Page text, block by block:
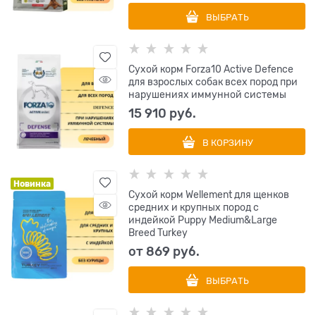
ВЫБРАТЬ
Сухой корм Forza10 Active Defence
для взрослых собак всех пород при
нарушениях иммунной системы
15 910 руб.
В КОРЗИНУ
Новинка
Сухой корм Wellement для щенков
средних и крупных пород с
индейкой Puppy Medium&Large
Breed Turkey
от 869 руб.
ВЫБРАТЬ